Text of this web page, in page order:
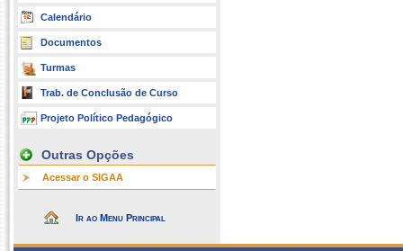
Calendário
Documentos
Turmas
Trab. de Conclusão de Curso
Projeto Político Pedagógico
Outras Opções
Acessar o SIGAA
Ir ao Menu Principal